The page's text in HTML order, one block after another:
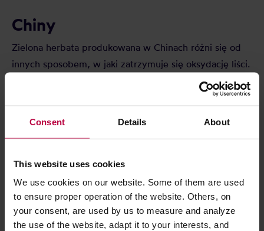
Consent Details About
This website uses cookies
We use cookies on our website. Some of them are used
to ensure proper operation of the website. Others, on
your consent, are used by us to measure and analyze
the use of the website, adapt it to your interests, and
Chiny
Zielona herbata produkowana w Chinach różni się od
innych sposobem, w jaki zatrzymuje się oksydację liści.
Po zebraniu pozostawia się je przez kilka godzin, by
zwiędły, a następnie piecze lub praży w olbrzymich
Na rynku istnieje wiele odmian dobrej zielonej herbaty
gunpowder i parę innych.
Long Jing (Dragonwell)